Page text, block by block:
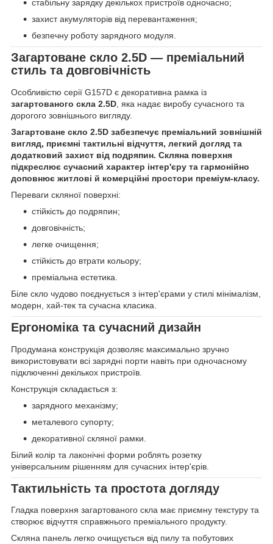
стабільну зарядку декількох пристроїв одночасно;
захист акумуляторів від перевантаження;
безпечну роботу зарядного модуля.
Загартоване скло 2.5D — преміальний
стиль та довговічність
Особливістю серії G157D є декоративна рамка із
загартованого скла 2.5D , яка надає виробу сучасного та
дорогого зовнішнього вигляду.
Загартоване скло 2.5D забезпечує преміальний зовнішній
вигляд, приємні тактильні відчуття, легкий догляд та
додатковий захист від подряпин. Скляна поверхня
підкреслює сучасний характер інтер'єру та гармонійно
доповнює житлові й комерційні простори преміум-класу.
Переваги скляної поверхні:
стійкість до подряпин;
довговічність;
легке очищення;
стійкість до втрати кольору;
преміальна естетика.
Біле скло чудово поєднується з інтер'єрами у стилі мінімалізм,
модерн, хай-тек та сучасна класика.
Ергономіка та сучасний дизайн
Продумана конструкція дозволяє максимально зручно
використовувати всі зарядні порти навіть при одночасному
підключенні декількох пристроїв.
Конструкція складається з:
зарядного механізму;
металевого супорту;
декоративної скляної рамки.
Білий колір та лаконічні форми роблять розетку
універсальним рішенням для сучасних інтер'єрів.
Тактильність та простота догляду
Гладка поверхня загартованого скла має приємну текстуру та
створює відчуття справжнього преміального продукту.
Скляна панель легко очищується від пилу та побутових